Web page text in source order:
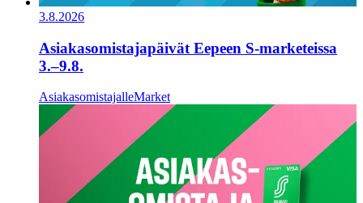
3.8.2026
Asiakasomistajapäivät Eepeen S-marketeissa
3.–9.8.
AsiakasomistajalleMarket